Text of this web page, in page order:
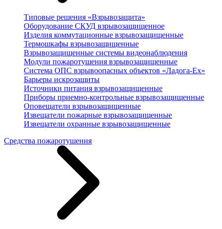
Типовые решения «Взрывозащита»
Оборудование СКУД взрывозащищенное
Изделия коммутационные взрывозащищенные
Термошкафы взрывозащищенные
Взрывозащищенные системы видеонаблюдения
Модули пожаротушения взрывозащищенные
Система ОПС взрывоопасных объектов «Ладога-Ex»
Барьеры искрозащиты
Источники питания взрывозащищенные
Приборы приемно-контрольные взрывозащищенные
Оповещатели взрывозащищенные
Извещатели пожарные взрывозащищенные
Извещатели охранные взрывозащищенные
Средства пожаротушения